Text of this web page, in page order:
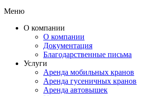
Меню
О компании
О компании
Документация
Благодарственные письма
Услуги
Аренда мобильных кранов
Аренда гусеничных кранов
Аренда автовышек